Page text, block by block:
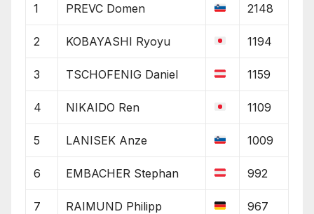
1 PREVC Domen 2148
2 KOBAYASHI Ryoyu 1194
3 TSCHOFENIG Daniel 1159
4 NIKAIDO Ren 1109
5 LANISEK Anze 1009
6 EMBACHER Stephan 992
7 RAIMUND Philipp 967